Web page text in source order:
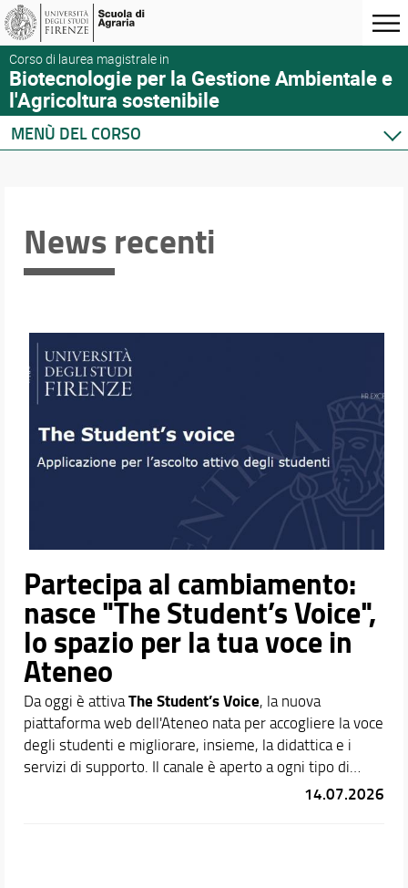
Corso di laurea magistrale in
Biotecnologie per la Gestione Ambientale e
l'Agricoltura sostenibile
MENÙ DEL CORSO
Docenti
Orario e calendari
News recenti
Partecipa al cambiamento:
nasce "The Student’s Voice",
lo spazio per la tua voce in
Ateneo
Da oggi è attivaThe Student’s Voice, la nuova
piattaforma web dell'Ateneo nata per accogliere la voce
degli studenti e migliorare, insieme, la didattica e i
servizi di supporto. Il canale è aperto a ogni tipo di
, della
14.07.2026